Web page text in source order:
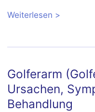
Weiterlesen über
Golferarm
Ursachen,
Behandlung